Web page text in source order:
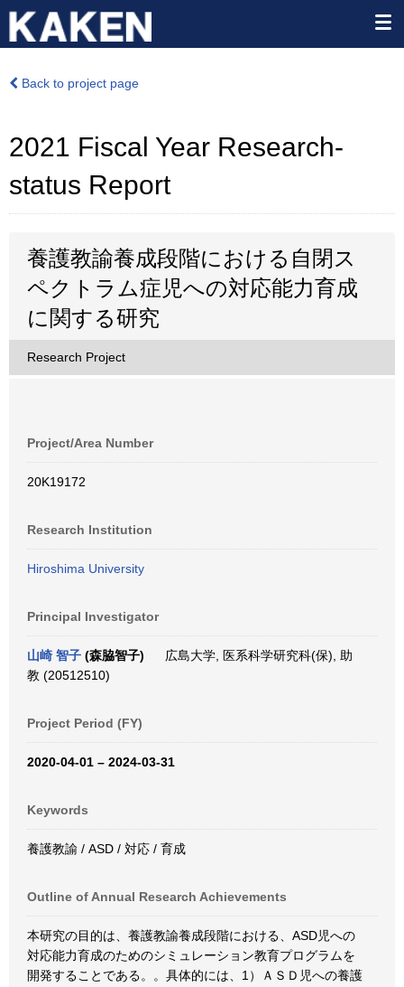
Back to project page
2021 Fiscal Year Research-
status Report
養護教諭養成段階における自閉ス
ペクトラム症児への対応能力育成
に関する研究
Research Project
Project/Area Number
20K19172
Research Institution
Hiroshima University
Principal Investigator
山崎 智子 (森脇智子)
広島大学, 医系科学研究科(保), 助
教 (20512510)
Project Period (FY)
2020-04-01 – 2024-03-31
Keywords
養護教諭 / ASD / 対応 / 育成
Outline of Annual Research Achievements
本研究の目的は、養護教諭養成段階における、ASD児への
対応能力育成のためのシミュレーション教育プログラムを
開発することである。。具体的には、1）ＡＳＤ児への養護